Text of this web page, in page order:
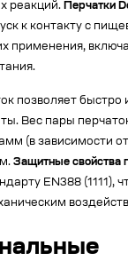
реакций. Перчатки
к контакту с
применения,
позволяет быстро
Вес пары
(в зависимости
Защитные свойства
EN388 (1111),